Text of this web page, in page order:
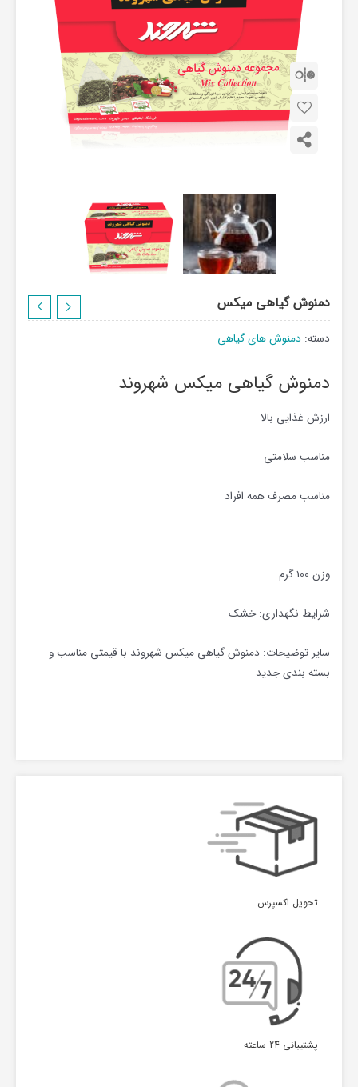
دمنوش گیاهی میکس
دسته: دمنوش های گیاهی
دمنوش گیاهی میکس شهروند
ارزش غذایی بالا
مناسب سلامتی
مناسب مصرف همه افراد
وزن:100 گرم
شرایط نگهداری: خشک
سایر توضیحات: دمنوش گیاهی میکس شهروند با قیمتی مناسب و
بسته بندی جدید
تحویل اکسپرس
پشتیبانی 24 ساعته